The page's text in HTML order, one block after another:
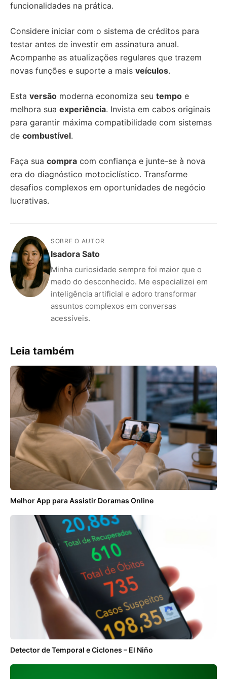
funcionalidades na prática.
Considere iniciar com o sistema de créditos para
testar antes de investir em assinatura anual.
Acompanhe as atualizações regulares que trazem
novas funções e suporte a mais veículos.
Esta versão moderna economiza seu tempo e
melhora sua experiência. Invista em cabos originais
para garantir máxima compatibilidade com sistemas
de combustível.
Faça sua compra com confiança e junte-se à nova
era do diagnóstico motociclístico. Transforme
desafios complexos em oportunidades de negócio
lucrativas.
SOBRE O AUTOR
Isadora Sato
Minha curiosidade sempre foi maior que o
medo do desconhecido. Me especializei em
inteligência artificial e adoro transformar
assuntos complexos em conversas
acessíveis.
Leia também
Melhor App para Assistir Doramas Online
Detector de Temporal e Ciclones – El Niño